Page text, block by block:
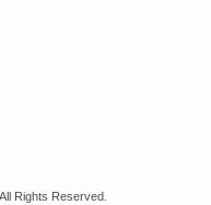
All Rights Reserved.